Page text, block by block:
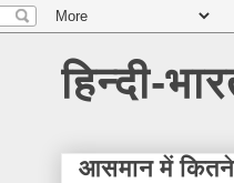
हिन्दी-
आसमान में कितने